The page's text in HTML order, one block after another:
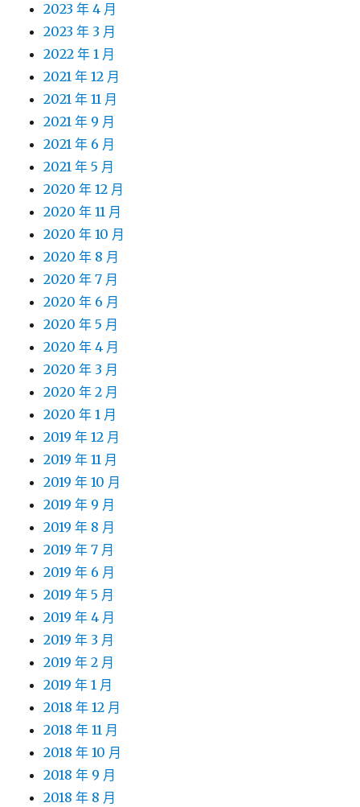
2023 年 4 月
2023 年 3 月
2022 年 1 月
2021 年 12 月
2021 年 11 月
2021 年 9 月
2021 年 6 月
2021 年 5 月
2020 年 12 月
2020 年 11 月
2020 年 10 月
2020 年 8 月
2020 年 7 月
2020 年 6 月
2020 年 5 月
2020 年 4 月
2020 年 3 月
2020 年 2 月
2020 年 1 月
2019 年 12 月
2019 年 11 月
2019 年 10 月
2019 年 9 月
2019 年 8 月
2019 年 7 月
2019 年 6 月
2019 年 5 月
2019 年 4 月
2019 年 3 月
2019 年 2 月
2019 年 1 月
2018 年 12 月
2018 年 11 月
2018 年 10 月
2018 年 9 月
2018 年 8 月